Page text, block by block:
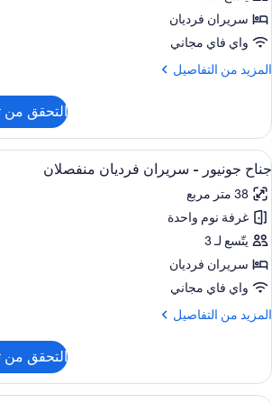
-
سريران
فرديان
منفصلان
سريران فرديان
واي فاي مجاني
المزيد من التفاصيل
المزيد
غرفة
ديلوكس
-
سريران
فرديان
منفصلان
التحقق من
استعراض
جميع
صور
جناح
جونيور
-
سريران
فرديان
منفصلان
8
جناح جونيور - سريران فرديان منفصلان
38 متر مربع
غرفة نوم واحدة
يتّسع لـ 3
سريران فرديان
واي فاي مجاني
المزيد من التفاصيل
المزيد
جناح
جونيور
التحقق من